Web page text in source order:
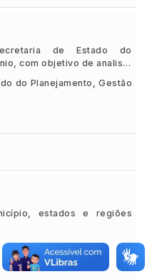
de Estado do
objetivo de analisar
do Planejamento, Gestão
estados e regiões